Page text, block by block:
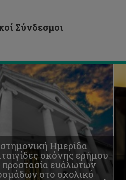
Σύνδεσμοι
Ημερίδα
σκόνης ερήμου
προστασία ευάλωτων
στο σχολικό